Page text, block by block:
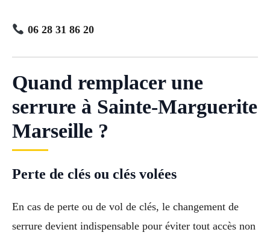
06 28 31 86 20
Quand remplacer une
serrure à Sainte-Marguerite
Marseille ?
Perte de clés ou clés volées
En cas de perte ou de vol de clés, le changement de
serrure devient indispensable pour éviter tout accès non